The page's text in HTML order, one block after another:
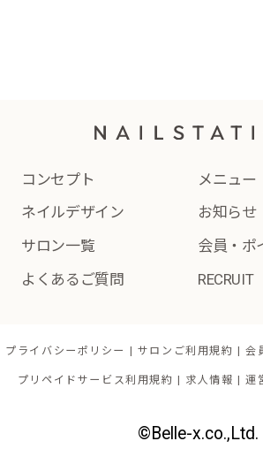
コンセプト
メニュー
ネイルデザイン
お知らせ
サロン一覧
会員・ポ
よくあるご質問
RECRUIT
プライバシーポリシー サロンご利用規約 会
プリペイドサービス利用規約 求人情報 運
©Belle-x.co.,Ltd.